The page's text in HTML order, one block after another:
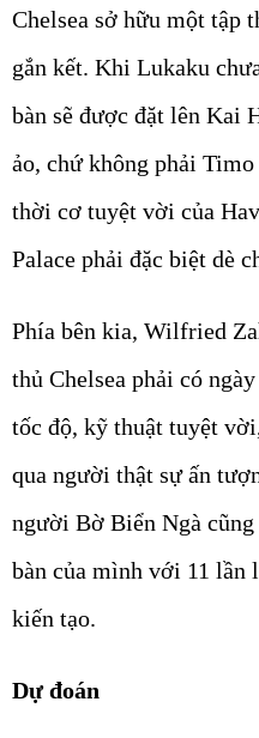
Chelsea sở hữu một tập
gắn kết. Khi Lukaku
bàn sẽ được đặt lên Kai
ảo, chứ không phải
thời cơ tuyệt vời của
Palace phải đặc biệt dè
Phía bên kia, Wilfried
thủ Chelsea phải có
tốc độ, kỹ thuật tuyệt
qua người thật sự ấn
người Bờ Biển Ngà
bàn của mình với 11 lần
kiến tạo.
Dự đoán